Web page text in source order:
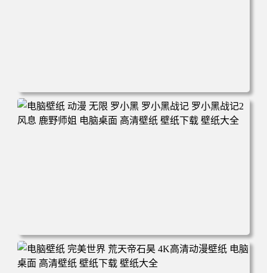
电脑壁纸 柯南和小兰背靠背 夕阳 日落 4K动漫壁纸 电脑桌
面 高清壁纸 壁纸下载 壁纸大全
电脑壁纸 动漫 无限 罗小黑 罗小黑战记 罗小黑战记2 风息
鹿野师姐 电脑桌面 高清壁纸 壁纸下载 壁纸大全